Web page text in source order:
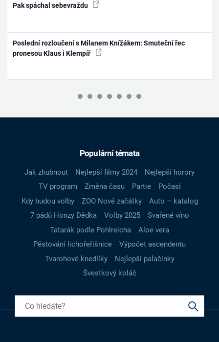
Pak spáchal sebevraždu
Poslední rozloučení s Milanem Knížákem: Smuteční řec
pronesou Klaus i Klempíř
Populární témata
Jak zhubnout Nejlepší filmy 2024
Nejlepší horory
TV program
Změna času Partie
Počasí
Kdy budou volby
ZOO Nové začátky
Auto – katalog
7 pádů Honzy Dědka
Volby 2025
Svařené víno
Tatarák podle Pohlreicha
Aloe vera
Pěstování lichořeřišnice
Výpočet ascendentu
Tvarohové knedlíky
Nejlepší palačinky
Švestkový koláč